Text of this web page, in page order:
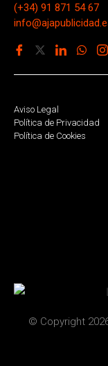
(+34) 91 871 54 67
Aviso Legal
Política de Privacidad
Política de Cookies
© Copyright